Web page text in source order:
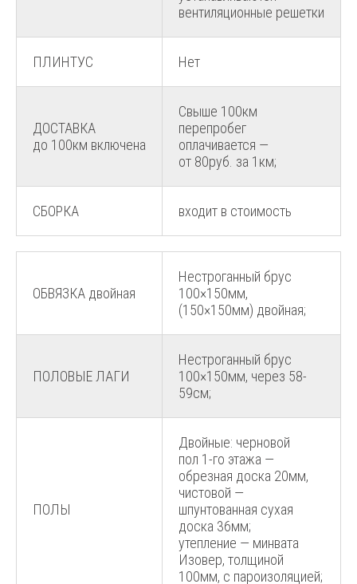
вентиляционные решетки
ПЛИНТУС Нет
ДОСТАВКА
до 100км включена
Свыше 100км
перепробег
оплачивается —
от 80руб. за 1км;
СБОРКА входит в стоимость
ОБВЯЗКА двойная
Нестроганный брус
100×150мм,
(150×150мм) двойная;
ПОЛОВЫЕ ЛАГИ
Нестроганный брус
100×150мм, через 58-
59см;
ПОЛЫ
Двойные: черновой
пол 1-го этажа —
обрезная доска 20мм,
чистовой —
шпунтованная сухая
доска 36мм;
утепление — минвата
Изовер, толщиной
100мм, с пароизоляцией;